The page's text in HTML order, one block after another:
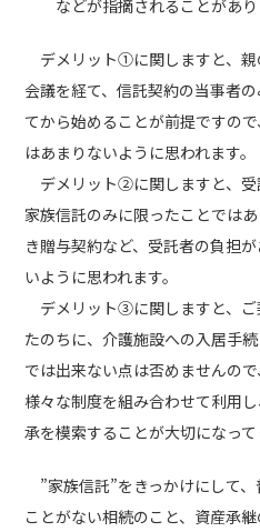
などが指摘されることがあり
デメリット①に関しますと、親
会議を経て、信託契約の当事者
てから始めることが前提ですの
はあまりないように思われます。
デメリット②に関しますと、受
家族信託のみに限ったことでは
き贈与契約など、受託者の負担
いように思われます。
デメリット③に関しますと、
たのちに、介護施設への入居手
では出来ない点は否めませんの
様々な制度を組み合わせて利用
承を模索することが大切になって
”家族信託”をきっかけにして
ことがない相続のこと、資産承